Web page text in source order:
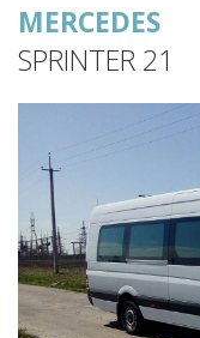
MERCEDES
SPRINTER 21